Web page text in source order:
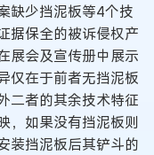
缺少挡泥板等4个技
据保全的被诉侵权产
展会及宣传册中展示
仅在于前者无挡泥板
二者的其余技术特征
，如果没有挡泥板则
装挡泥板后其铲斗的